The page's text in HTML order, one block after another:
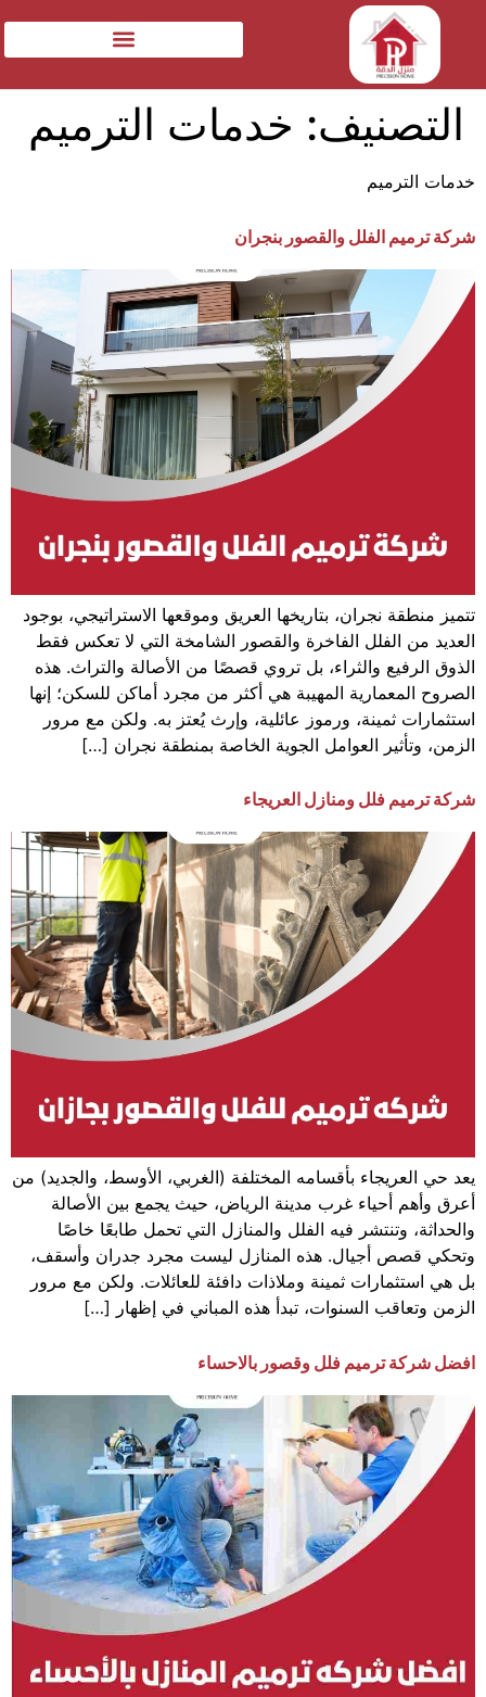
التصنيف: خدمات الترميم
خدمات الترميم
شركة ترميم الفلل والقصور بنجران
تتميز منطقة نجران، بتاريخها العريق وموقعها الاستراتيجي، بوجود
العديد من الفلل الفاخرة والقصور الشامخة التي لا تعكس فقط
الذوق الرفيع والثراء، بل تروي قصصًا من الأصالة والتراث. هذه
الصروح المعمارية المهيبة هي أكثر من مجرد أماكن للسكن؛ إنها
استثمارات ثمينة، ورموز عائلية، وإرث يُعتز به. ولكن مع مرور
الزمن، وتأثير العوامل الجوية الخاصة بمنطقة نجران […]
شركة ترميم فلل ومنازل العريجاء
يعد حي العريجاء بأقسامه المختلفة (الغربي، الأوسط، والجديد) من
أعرق وأهم أحياء غرب مدينة الرياض، حيث يجمع بين الأصالة
والحداثة، وتنتشر فيه الفلل والمنازل التي تحمل طابعًا خاصًا
وتحكي قصص أجيال. هذه المنازل ليست مجرد جدران وأسقف،
بل هي استثمارات ثمينة وملاذات دافئة للعائلات. ولكن مع مرور
الزمن وتعاقب السنوات، تبدأ هذه المباني في إظهار […]
افضل شركة ترميم فلل وقصور بالاحساء